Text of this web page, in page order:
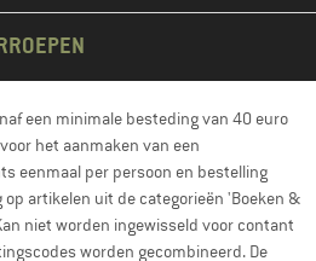
een minimale besteding van 40 euro
het aanmaken van een
eenmaal per persoon en bestelling
artikelen uit de categorieën 'Boeken &
niet worden ingewisseld voor contant
worden gecombineerd. De